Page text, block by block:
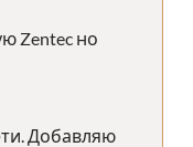
Zentec но
Добавляю